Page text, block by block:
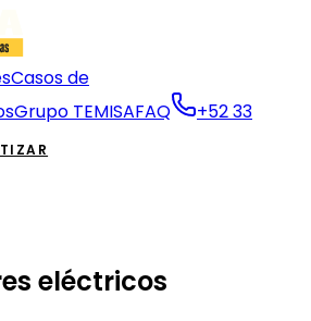
Casos de
Grupo TEMISAFAQ
+52 33
eléctricos